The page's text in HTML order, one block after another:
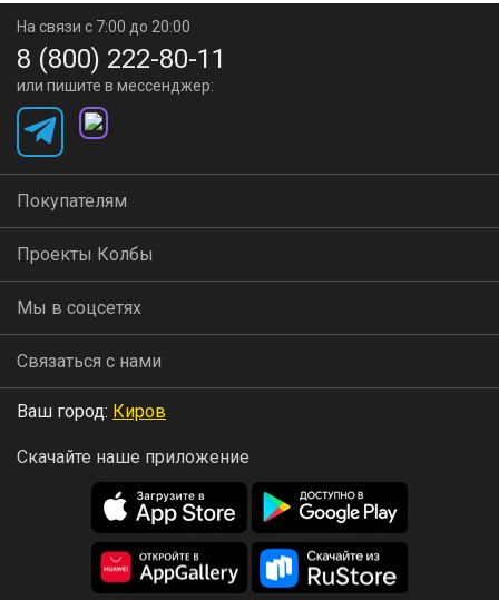
На связи с 7:00 до 20:00
8 (800) 222-80-11
или пишите в мессенджер:
Покупателям
Проекты Колбы
Мы в соцсетях
Связаться с нами
Ваш город: Киров
Скачайте наше приложение